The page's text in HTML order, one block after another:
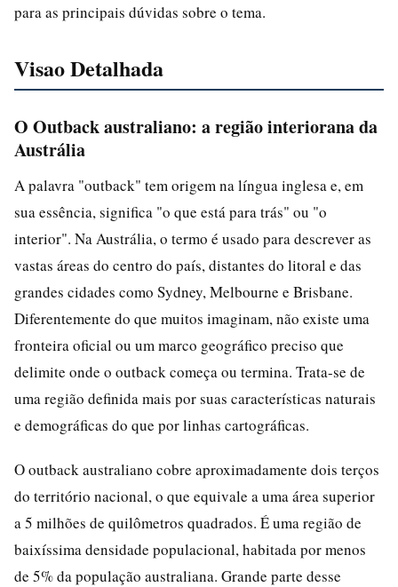
para as principais dúvidas sobre o tema.
Visao Detalhada
O Outback australiano: a região interiorana da
Austrália
A palavra "outback" tem origem na língua inglesa e, em
sua essência, significa "o que está para trás" ou "o
interior". Na Austrália, o termo é usado para descrever as
vastas áreas do centro do país, distantes do litoral e das
grandes cidades como Sydney, Melbourne e Brisbane.
Diferentemente do que muitos imaginam, não existe uma
fronteira oficial ou um marco geográfico preciso que
delimite onde o outback começa ou termina. Trata-se de
uma região definida mais por suas características naturais
e demográficas do que por linhas cartográficas.
O outback australiano cobre aproximadamente dois terços
do território nacional, o que equivale a uma área superior
a 5 milhões de quilômetros quadrados. É uma região de
baixíssima densidade populacional, habitada por menos
de 5% da população australiana. Grande parte desse